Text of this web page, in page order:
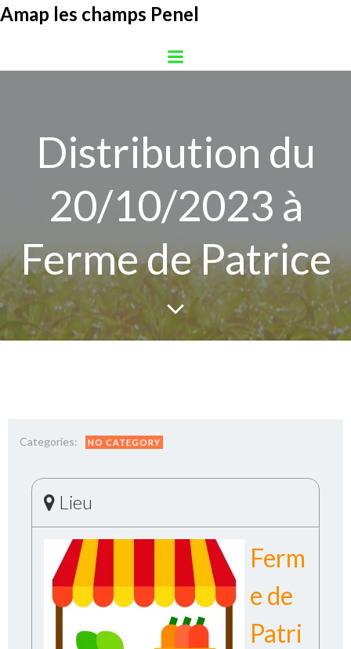
Aller
Amap les champs Penel
Distribution du
20/10/2023 à
Ferme de Patrice
Categories: NO CATEGORY
Lieu
Ferm
e de
Patri